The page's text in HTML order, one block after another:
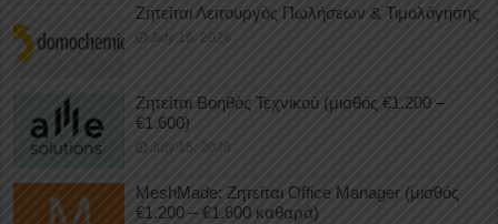
Ζητείται Λειτουργός Πωλήσεων & Τιμολόγησης
July 16, 2026
Ζητείται Βοηθός Τεχνικού (μισθός €1.200 –
€1.600)
July 15, 2026
MeshMade: Ζητείται Office Manager (μισθός
€1.200 – €1.600 καθαρά)